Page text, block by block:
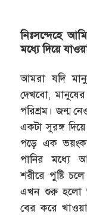
নিঃসন্দেহে
মধ্যে দিয়ে
আমরা যদি
দেখবো,
পরিশ্রম। জন্ম
একটা সুরঙ্গ
পড়ে এক
পানির মধ্যে
শরীরে পুষ্টি
এখন শুরু হলো
বের করে